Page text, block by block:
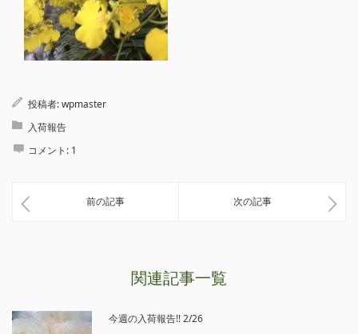
投稿者:wpmaster
入荷報告
コメント: 1
前の記事 次の記事
関連記事一覧
今週の入荷報告!! 2/26